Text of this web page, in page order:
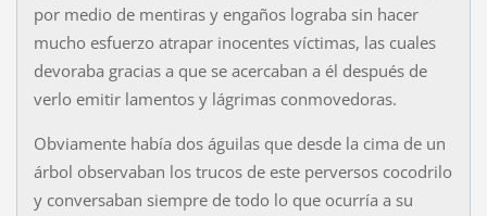
por medio de mentiras y engaños lograba sin hacer
mucho esfuerzo atrapar inocentes víctimas, las cuales
devoraba gracias a que se acercaban a él después de
verlo emitir lamentos y lágrimas conmovedoras.
Obviamente había dos águilas que desde la cima de un
árbol observaban los trucos de este perversos cocodrilo
y conversaban siempre de todo lo que ocurría a su